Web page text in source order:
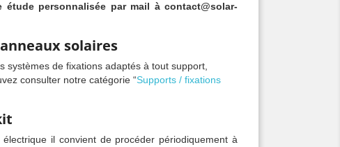
étude personnalisée par mail àcontact@solar-
solaires
systèmes de fixations adaptés à tout support,
consulter notre catégorie “Supports / fixations
il convient de procéder périodiquement à